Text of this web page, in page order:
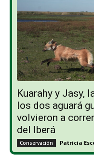
Kuarahy y Jasy,
los dos aguará
volvieron a
del Iberá
Conservación Patricia